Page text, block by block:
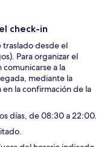
check-in
traslado desde el
Para organizar el
a la
mediante la
la confirmación de la
días, de 08:30 a 22:00.